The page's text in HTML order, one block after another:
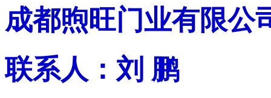
成都煦旺门业有限公
联系人：刘 鹏